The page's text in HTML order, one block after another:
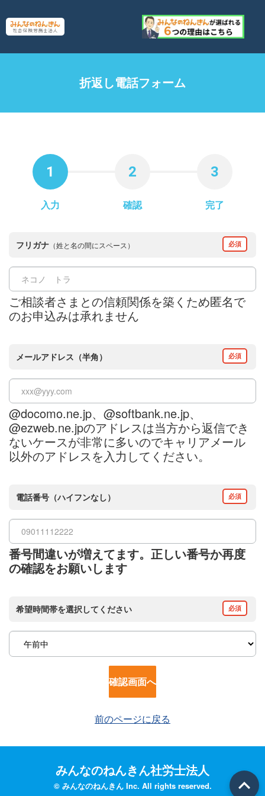
折返し電話フォーム
1
入力
2
確認
3
完了
必須
フリガナ （姓と名の間にスペース）
ご相談者さまとの信頼関係を築くため匿名で
のお申込みは承れません
必須
メールアドレス（半角）
@docomo.ne.jp、@softbank.ne.jp、
@ezweb.ne.jpのアドレスは当方から返信でき
ないケースが非常に多いのでキャリアメール
以外のアドレスを入力してください。
必須
電話番号（ハイフンなし）
番号間違いが増えてます。正しい番号か再度
の確認をお願いします
必須
希望時間帯を選択してください
確認画面へ
前のページに戻る
みんなのねんきん社労士法人
© みんなのねんきん Inc. All rights reserved.